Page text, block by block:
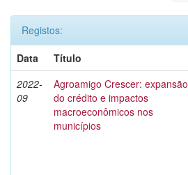
Registos:
Data
Título
2022-
09
Agroamigo Crescer: expansão
do crédito e impactos
macroeconômicos nos
municípios